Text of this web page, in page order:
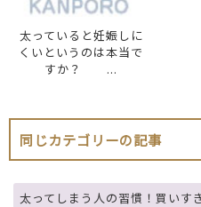
太っていると妊娠しに
くいというのは本当で
すか？ ...
同じカテゴリーの記事
太ってしまう人の習慣！買いす